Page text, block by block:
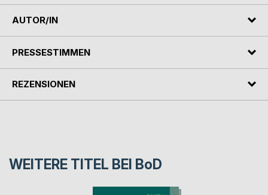
AUTOR/IN
PRESSESTIMMEN
REZENSIONEN
WEITERE TITEL BEI BoD